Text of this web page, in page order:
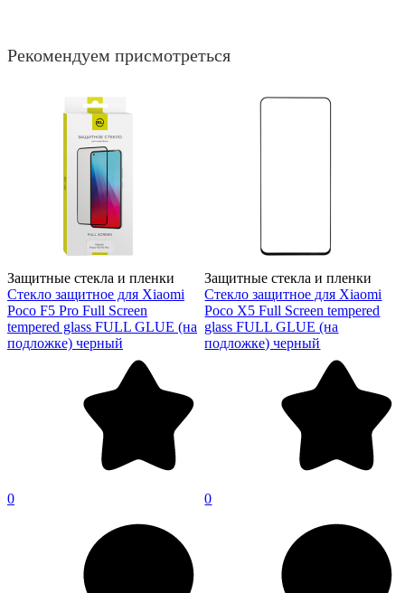
Рекомендуем присмотреться
Защитные стекла и пленки
Стекло защитное для Xiaomi
Poco F5 Pro Full Screen
tempered glass FULL GLUE (на
подложке) черный
0
Защитные стекла и пленки
Стекло защитное для Xiaomi
Poco X5 Full Screen tempered
glass FULL GLUE (на
подложке) черный
0